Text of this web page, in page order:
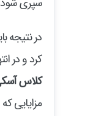
در نتیجه
کرد و در
کلاس
مزایایی